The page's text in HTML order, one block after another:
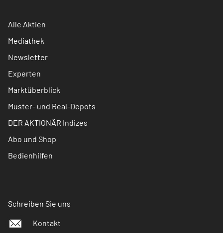
Alle Aktien
Mediathek
Newsletter
Experten
Marktüberblick
Muster- und Real-Depots
DER AKTIONÄR Indizes
Abo und Shop
Bedienhilfen
Schreiben Sie uns
Kontakt